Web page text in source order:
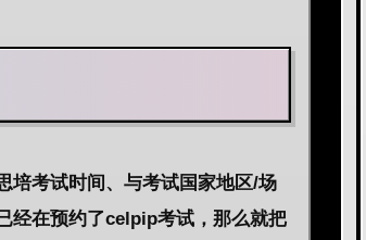
培考试时间、与考试国家地区/场
经在预约了celpip考试，那么就把